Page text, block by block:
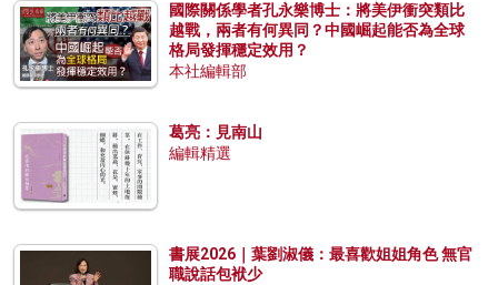
國際關係學者孔永樂博士：將美伊衝突類比
越戰，兩者有何異同？中國崛起能否為全球
格局發揮穩定效用？
本社編輯部
葛亮：見南山
編輯精選
書展2026｜葉劉淑儀：最喜歡姐姐角色 無官
職說話包袱少